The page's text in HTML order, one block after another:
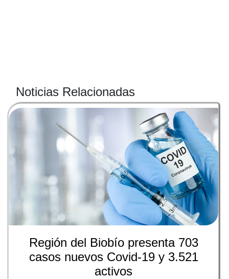
Noticias Relacionadas
Región del Biobío presenta 703
casos nuevos Covid-19 y 3.521
activos